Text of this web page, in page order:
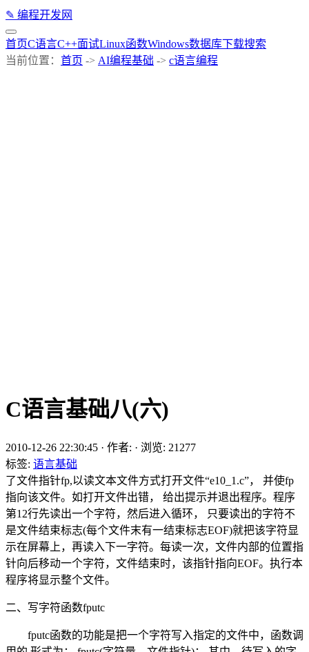
✎ 编程开发网
首页C语言C++面试Linux函数Windows数据库下载搜索
当前位置： 首页 -> AI编程基础 -> c语言编程
C语言基础八(六)
2010-12-26 22:30:45 · 作者: · 浏览: 21277
标签: 语言基础
了文件指针fp,以读文本文件方式打开文件“e10_1.c”， 并使fp
指向该文件。如打开文件出错， 给出提示并退出程序。程序
第12行先读出一个字符，然后进入循环， 只要读出的字符不
是文件结束标志(每个文件末有一结束标志EOF)就把该字符显
示在屏幕上，再读入下一字符。每读一次，文件内部的位置指
针向后移动一个字符，文件结束时，该指针指向EOF。执行本
程序将显示整个文件。
二、写字符函数fputc
fputc函数的功能是把一个字符写入指定的文件中，函数调